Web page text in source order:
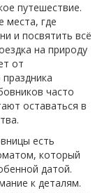
путешествие.
места, где
и посвятить всё
на природу
от
часто
оставаться в
есть
который
датой.
к деталям.